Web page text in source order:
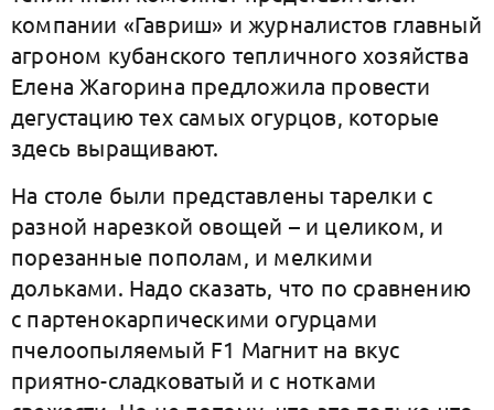
компании «Гавриш» и журналистов главный
агроном кубанского тепличного хозяйства
Елена Жагорина предложила провести
дегустацию тех самых огурцов, которые
здесь выращивают.
На столе были представлены тарелки с
разной нарезкой овощей – и целиком, и
порезанные пополам, и мелкими
дольками. Надо сказать, что по сравнению
с партенокарпическими огурцами
пчелоопыляемый F1 Магнит на вкус
приятно-сладковатый и с нотками